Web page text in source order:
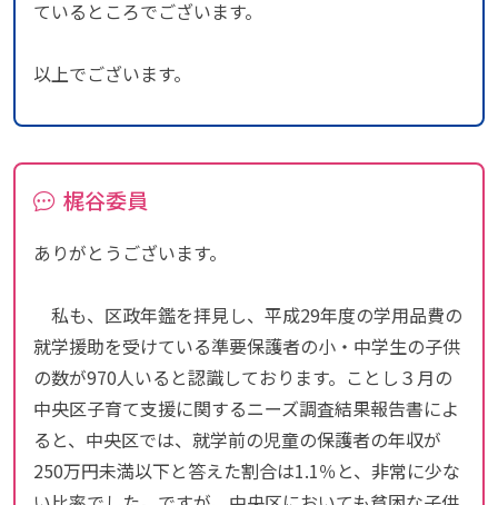
ているところでございます。
以上でございます。
梶谷委員
ありがとうございます。
私も、区政年鑑を拝見し、平成29年度の学用品費の
就学援助を受けている準要保護者の小・中学生の子供
の数が970人いると認識しております。ことし３月の
中央区子育て支援に関するニーズ調査結果報告書によ
ると、中央区では、就学前の児童の保護者の年収が
250万円未満以下と答えた割合は1.1％と、非常に少な